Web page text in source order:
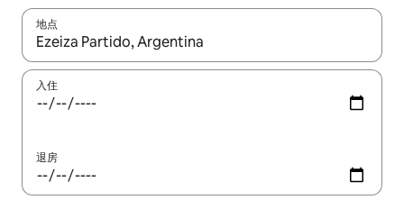
地点
如有搜索结果，请使用上下方向键查看，或通过点击或滑动手势
入住
退房